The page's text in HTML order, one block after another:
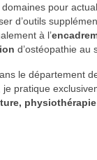
pour
d’outils
à l’
d’ostéopathie au
le département
pratique